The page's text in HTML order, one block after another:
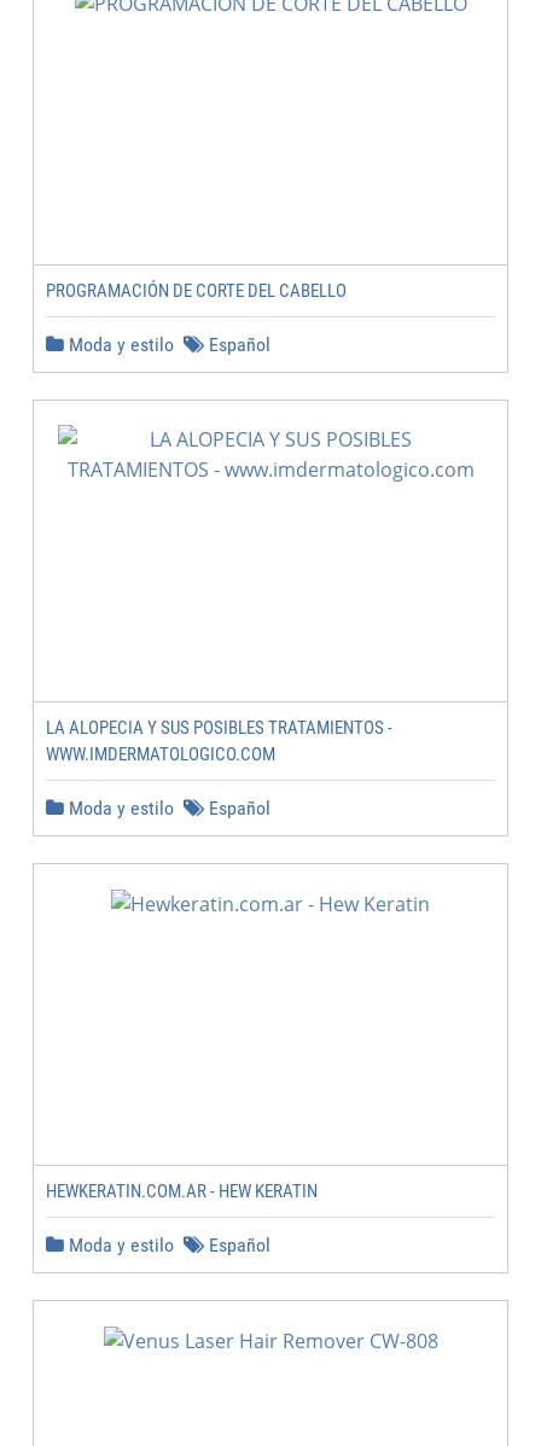
PROGRAMACIÓN DE CORTE DEL CABELLO
Moda y estilo Español
LA ALOPECIA Y SUS POSIBLES TRATAMIENTOS -
WWW.IMDERMATOLOGICO.COM
Moda y estilo Español
HEWKERATIN.COM.AR - HEW KERATIN
Moda y estilo Español